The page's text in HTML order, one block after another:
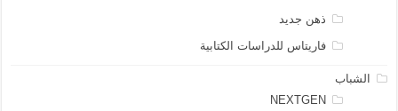
ذهن جديد
فاريتاس للدراسات الكتابية
الشباب
NEXTGEN